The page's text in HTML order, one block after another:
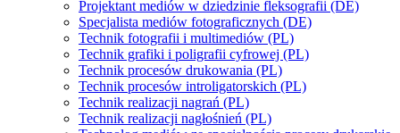
Projektant mediów w dziedzinie fleksografii (DE)
Specjalista mediów fotograficznych (DE)
Technik fotografii i multimediów (PL)
Technik grafiki i poligrafii cyfrowej (PL)
Technik procesów drukowania (PL)
Technik procesów introligatorskich (PL)
Technik realizacji nagrań (PL)
Technik realizacji nagłośnień (PL)